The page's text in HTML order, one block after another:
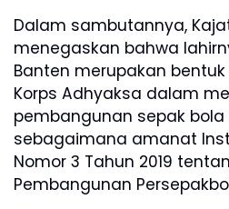
Dalam sambutannya,
menegaskan bahwa
Banten merupakan
Korps Adhyaksa dalam
pembangunan sepak bola
sebagaimana amanat
Nomor 3 Tahun 2019
Pembangunan